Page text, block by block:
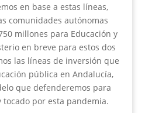
en base a estas líneas,
comunidades autónomas
millones para Educación y
en breve para estos dos
las líneas de inversión que
pública en Andalucía,
que defenderemos para
por esta pandemia.